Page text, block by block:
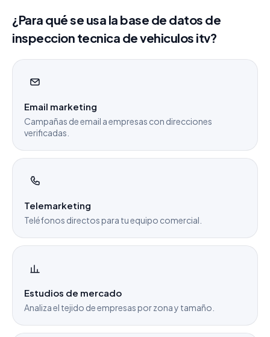
¿Para qué se usa la base de datos de
inspeccion tecnica de vehiculos itv?
Email marketing
Campañas de email a empresas con direcciones
verificadas.
Telemarketing
Teléfonos directos para tu equipo comercial.
Estudios de mercado
Analiza el tejido de empresas por zona y tamaño.